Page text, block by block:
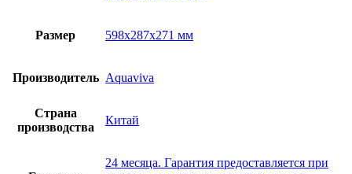
Размер 598х287х271 мм
Производитель Aquaviva
Страна
производства
Китай
24 месяца. Гарантия предоставляется при